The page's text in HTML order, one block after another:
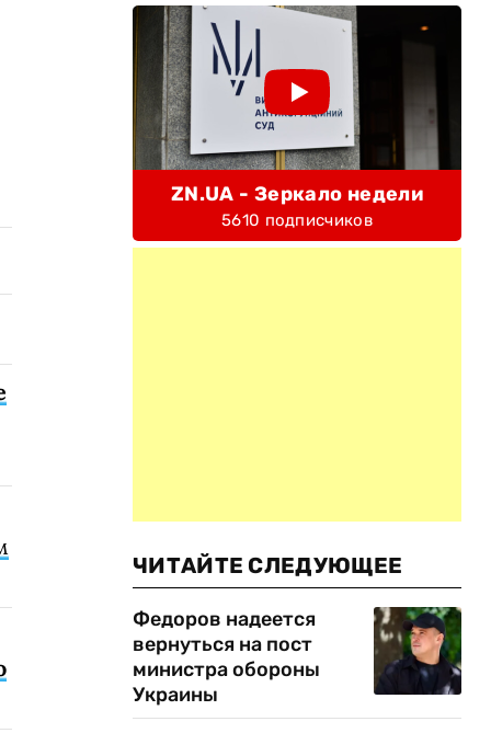
ZN.UA - Зеркало недели
5610 подписчиков
ЧИТАЙТЕ СЛЕДУЮЩЕЕ
Федоров надеется
вернуться на пост
министра обороны
Украины